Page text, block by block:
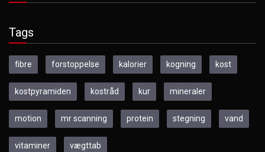
Tags
fibre forstoppelse kalorier kogning kost
kostpyramiden kostråd kur mineraler
motion mr scanning protein stegning vand
vitaminer vægttab